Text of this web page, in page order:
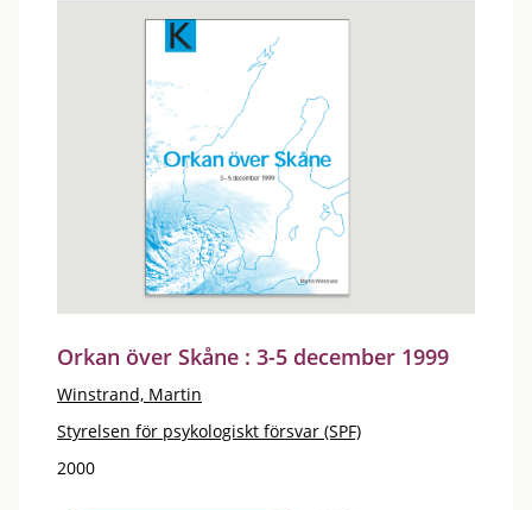
Orkan över Skåne : 3-5 december 1999
Winstrand, Martin
Styrelsen för psykologiskt försvar (SPF)
2000